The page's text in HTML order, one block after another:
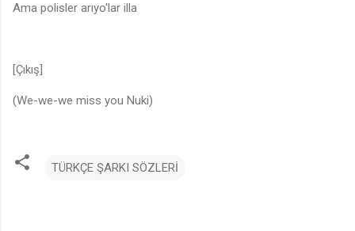
Ama polisler arıyo'lar illa
[Çıkış]
(We-we-we miss you Nuki)
TÜRKÇE ŞARKI SÖZLERİ